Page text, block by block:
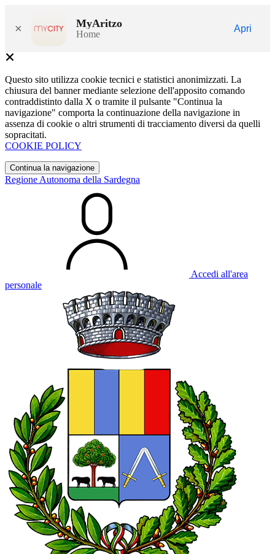
× MyAritzo
Home
Apri
Questo sito utilizza cookie tecnici e statistici anonimizzati. La
chiusura del banner mediante selezione dell'apposito comando
contraddistinto dalla X o tramite il pulsante "Continua la
navigazione" comporta la continuazione della navigazione in
assenza di cookie o altri strumenti di tracciamento diversi da quelli
sopracitati.
COOKIE POLICY
Continua la navigazione
Regione Autonoma della Sardegna
Accedi all'area
personale